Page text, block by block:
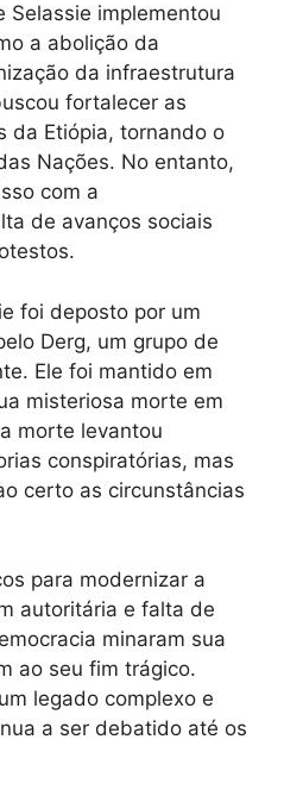
Selassie implementou
a abolição da
da infraestrutura
fortalecer as
da Etiópia, tornando o
Nações. No entanto,
com a
de avanços sociais
foi deposto por um
Derg, um grupo de
Ele foi mantido em
misteriosa morte em
morte levantou
conspiratórias, mas
certo as circunstâncias
para modernizar a
autoritária e falta de
minaram sua
ao seu fim trágico.
legado complexo e
a ser debatido até os